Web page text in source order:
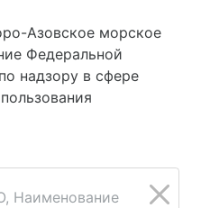
Азовское морское
Федеральной
надзору в сфере
Наименование